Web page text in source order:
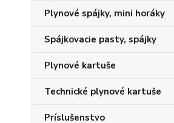
Plynové spájky, mini horáky
Spájkovacie pasty, spájky
Plynové kartuše
Technické plynové kartuše
Príslušenstvo